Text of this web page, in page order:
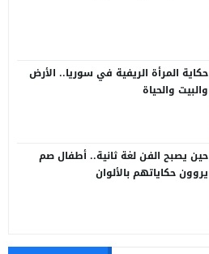
حكاية المرأة الريفية في سوريا.. الأرض
والبيت والحياة
حين يصبح الفن لغة ثانية.. أطفال صم
يروون حكاياتهم بالألوان